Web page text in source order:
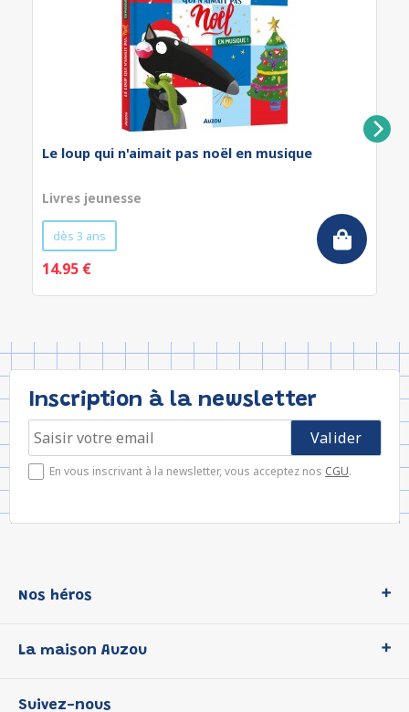
Le loup qui n'aimait pas noël en musique
Livres jeunesse
dès 3 ans
14.95 €
Inscription à la newsletter
En vous inscrivant à la newsletter, vous acceptez nos CGU.
Nos héros
P'tit Loup
La maison Auzou
Suivez-nous